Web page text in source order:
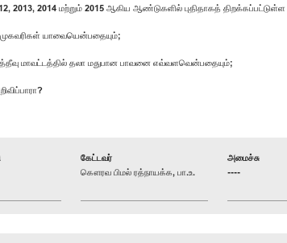
2013, 2014 மற்றும் 2015 ஆகிய ஆண்டுகளில் புதிதாகத்
யாவையென்பதையும்;
மாவட்டத்தில் தலா மதுபான பாவனை எவ்வளவென்பதையும்;
கேட்டவர்
கௌரவ பிமல் ரத்நாயக்க, பா.உ.
அமைச்சு
----